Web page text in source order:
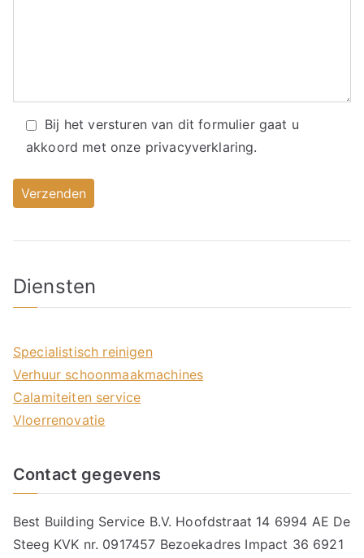
Bij het versturen van dit formulier gaat u
akkoord met onze privacyverklaring.
Diensten
Specialistisch reinigen
Verhuur schoonmaakmachines
Calamiteiten service
Vloerrenovatie
Contact gegevens
Best Building Service B.V. Hoofdstraat 14 6994 AE De
Steeg KVK nr. 0917457 Bezoekadres Impact 36 6921